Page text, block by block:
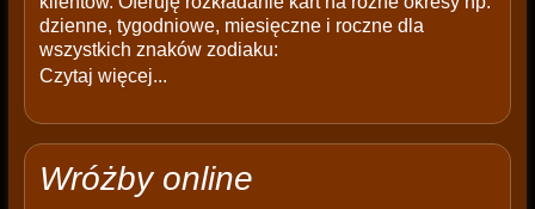
dzienne, tygodniowe, miesięczne i roczne dla
wszystkich znaków zodiaku:
Czytaj więcej...
Wróżby online